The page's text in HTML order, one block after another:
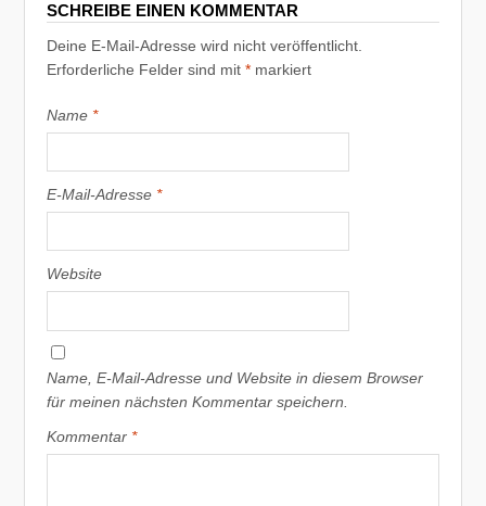
SCHREIBE EINEN KOMMENTAR
Deine E-Mail-Adresse wird nicht veröffentlicht.
Erforderliche Felder sind mit* markiert
Name *
E-Mail-Adresse *
Website
Name, E-Mail-Adresse und Website in diesem Browser
für meinen nächsten Kommentar speichern.
Kommentar *